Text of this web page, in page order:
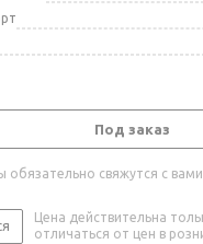
Под заказ
свяжутся с вами
Цена действительна
отличаться от цен в